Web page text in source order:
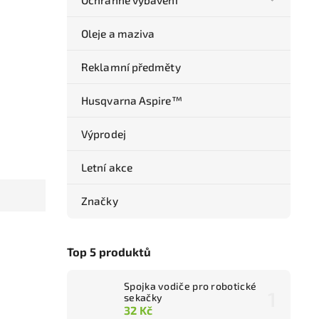
Oleje a maziva
Reklamní předměty
Husqvarna Aspire™
Výprodej
Letní akce
Značky
Top 5 produktů
Spojka vodiče pro robotické
sekačky
32 Kč